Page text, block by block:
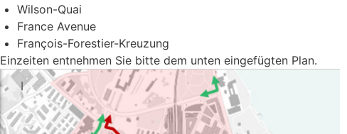
Wilson-Quai
France Avenue
François-Forestier-Kreuzung
Einzeiten entnehmen Sie bitte dem unten eingefügten Plan.